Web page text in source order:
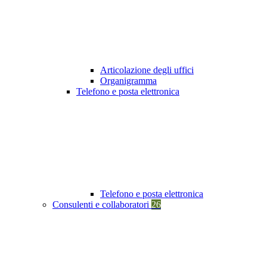
Articolazione degli uffici
Organigramma
Telefono e posta elettronica
Telefono e posta elettronica
Consulenti e collaboratori 26